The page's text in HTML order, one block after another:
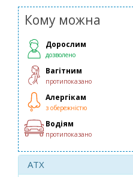
Кому можна
Дорослим
дозволено
Вагітним
протипоказано
Алергікам
з обережністю
Водіям
протипоказано
ATX